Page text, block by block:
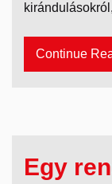
Continue
Egy